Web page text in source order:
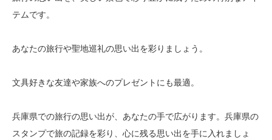
テムです。
あなたの旅行や聖地巡礼の思い出を彩りましょう。
文具好きな友達や家族へのプレゼントにも最適。
兵庫県での旅行の思い出が、あなたの手で広がります。兵庫県の
スタンプで旅の記録を彩り、心に残る思い出を手に入れましょ